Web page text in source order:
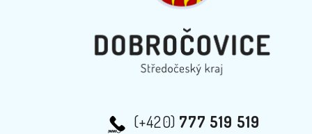
(+420) 777 519 519